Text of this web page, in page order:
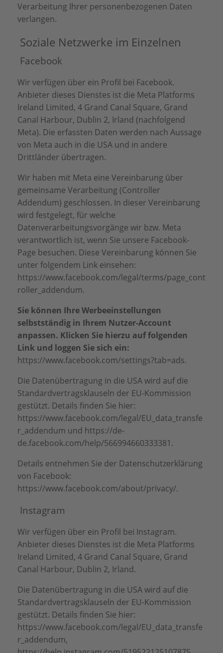
Verarbeitung Ihrer personenbezogenen Daten
verlangen.
Soziale Netzwerke im Einzelnen
Facebook
Wir verfügen über ein Profil bei Facebook.
Anbieter dieses Dienstes ist die Meta Platforms
Ireland Limited, 4 Grand Canal Square, Grand
Canal Harbour, Dublin 2, Irland (nachfolgend
Meta). Die erfassten Daten werden nach Aussage
von Meta auch in die USA und in andere
Drittländer übertragen.
Wir haben mit Meta eine Vereinbarung über
gemeinsame Verarbeitung (Controller
Addendum) geschlossen. In dieser Vereinbarung
wird festgelegt, für welche
Datenverarbeitungsvorgänge wir bzw. Meta
verantwortlich ist, wenn Sie unsere Facebook-
Page besuchen. Diese Vereinbarung können Sie
unter folgendem Link einsehen:
https://www.facebook.com/legal/terms/page_cont
roller_addendum.
Sie können Ihre Werbeeinstellungen
selbstständig in Ihrem Nutzer-Account
anpassen. Klicken Sie hierzu auf folgenden
Link und loggen Sie sich ein:
https://www.facebook.com/settings?tab=ads.
Die Datenübertragung in die USA wird auf die
Standardvertragsklauseln der EU-Kommission
gestützt. Details finden Sie hier:
https://www.facebook.com/legal/EU_data_transfe
r_addendum und https://de-
de.facebook.com/help/566994660333381.
Details entnehmen Sie der Datenschutzerklärung
von Facebook:
https://www.facebook.com/about/privacy/.
Instagram
Wir verfügen über ein Profil bei Instagram.
Anbieter dieses Dienstes ist die Meta Platforms
Ireland Limited, 4 Grand Canal Square, Grand
Canal Harbour, Dublin 2, Irland.
Die Datenübertragung in die USA wird auf die
Standardvertragsklauseln der EU-Kommission
gestützt. Details finden Sie hier:
https://www.facebook.com/legal/EU_data_transfe
r_addendum,